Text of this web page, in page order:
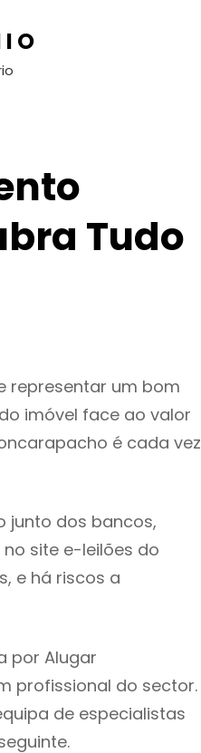
Tudo
representar um bom
imóvel face ao valor
é cada vez
junto dos bancos,
site e-leilões do
e há riscos a
por Alugar
profissional do sector.
de especialistas